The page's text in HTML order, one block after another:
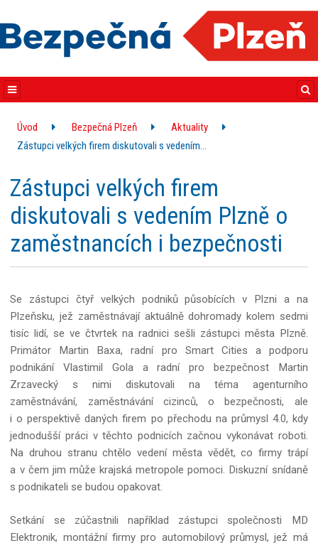
Úvod Bezpečná Plzeň
Aktuality
Zástupci velkých firem diskutovali s vedením…
Zástupci velkých firem
diskutovali s vedením Plzně o
zaměstnancích i bezpečnosti
Se zástupci čtyř velkých podniků působících v Plzni a na
Plzeňsku, jež zaměstnávají aktuálně dohromady kolem sedmi
tisíc lidí, se ve čtvrtek na radnici sešli zástupci města Plzně.
Primátor Martin Baxa, radní pro Smart Cities a podporu
podnikání Vlastimil Gola a radní pro bezpečnost Martin
Zrzavecký s nimi diskutovali na téma agenturního
zaměstnávání, zaměstnávání cizinců, o bezpečnosti, ale
i o perspektivě daných firem po přechodu na průmysl 4.0, kdy
jednodušší práci v těchto podnicích začnou vykonávat roboti.
Na druhou stranu chtělo vedení města vědět, co firmy trápí
a v čem jim může krajská metropole pomoci. Diskuzní snídaně
s podnikateli se budou opakovat.
Setkání se zúčastnili například zástupci společnosti MD
Elektronik, montážní firmy pro automobilový průmysl, jež má